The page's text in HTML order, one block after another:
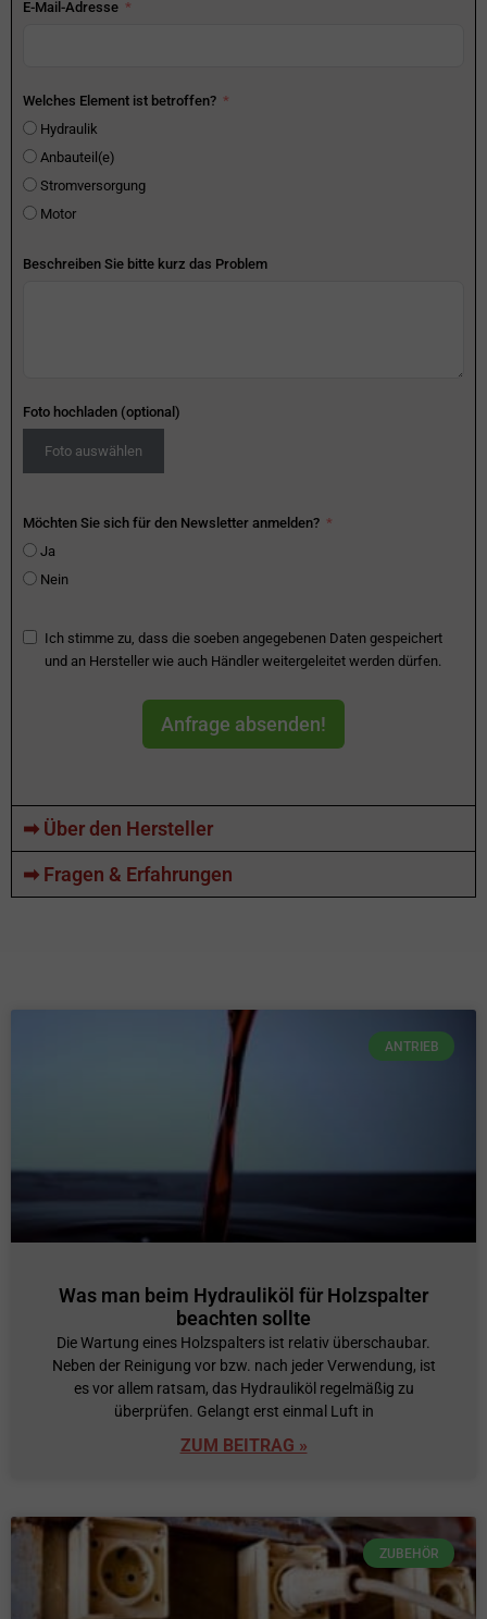
E-Mail-Adresse
Welches Element ist betroffen?
Hydraulik
Anbauteil(e)
Stromversorgung
Motor
Beschreiben Sie bitte kurz das Problem
Foto hochladen (optional)
Foto auswählen
Möchten Sie sich für den Newsletter anmelden?
Ja
Nein
Ich stimme zu, dass die soeben angegebenen Daten gespeichert
und an Hersteller wie auch Händler weitergeleitet werden dürfen.
Anfrage absenden!
➡ Über den Hersteller
➡ Fragen & Erfahrungen
ANTRIEB
Was man beim Hydrauliköl für Holzspalter
beachten sollte
Die Wartung eines Holzspalters ist relativ überschaubar.
Neben der Reinigung vor bzw. nach jeder Verwendung, ist
es vor allem ratsam, das Hydrauliköl regelmäßig zu
überprüfen. Gelangt erst einmal Luft in
ZUM BEITRAG »
ZUBEHÖR